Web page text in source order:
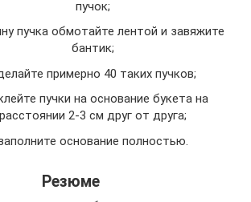
пучок;
пучка обмотайте лентой и завяжите
бантик;
примерно 40 таких пучков;
пучки на основание букета на
расстоянии 2-3 см друг от друга;
основание полностью.
Резюме